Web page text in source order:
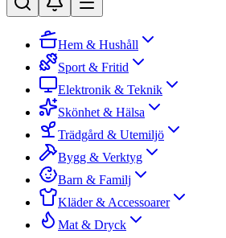
Hem & Hushåll
Sport & Fritid
Elektronik & Teknik
Skönhet & Hälsa
Trädgård & Utemiljö
Bygg & Verktyg
Barn & Familj
Kläder & Accessoarer
Mat & Dryck